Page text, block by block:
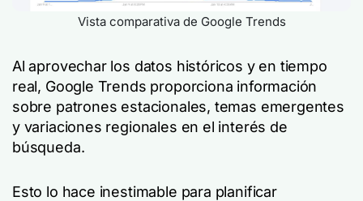
Vista comparativa de Google Trends
Al aprovechar los datos históricos y en tiempo
real, Google Trends proporciona información
sobre patrones estacionales, temas emergentes
y variaciones regionales en el interés de
búsqueda.
Esto lo hace inestimable para planificar